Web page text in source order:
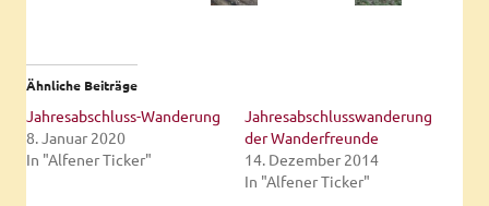
Ähnliche Beiträge
Jahresabschluss-Wanderung
8. Januar 2020
In "Alfener Ticker"
Jahresabschlusswanderung
der Wanderfreunde
14. Dezember 2014
In "Alfener Ticker"